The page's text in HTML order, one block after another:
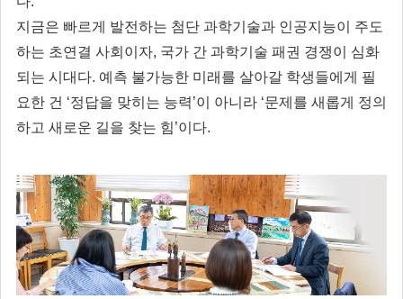
지금은 빠르게 발전하는 첨단 과학기술과 인공지능이 주도
하는 초연결 사회이자, 국가 간 과학기술 패권 경쟁이 심화
되는 시대다. 예측 불가능한 미래를 살아갈 학생들에게 필
요한 건 ‘정답을 맞히는 능력’이 아니라 ‘문제를 새롭게 정의
하고 새로운 길을 찾는 힘’이다.